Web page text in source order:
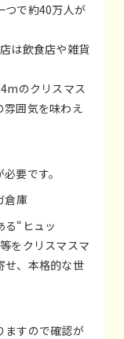
つで約40万人が
は飲食店や雑貨
のクリスマス
雰囲気を味わえ
要です。
倉庫
“ヒュッ
をクリスマスマ
せ、本格的な世
ますので確認が